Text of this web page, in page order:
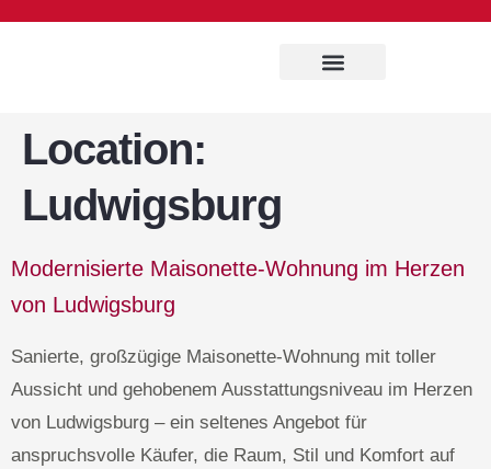
Location:
Ludwigsburg
Modernisierte Maisonette-Wohnung im Herzen
von Ludwigsburg
Sanierte, großzügige Maisonette-Wohnung mit toller
Aussicht und gehobenem Ausstattungsniveau im Herzen
von Ludwigsburg – ein seltenes Angebot für
anspruchsvolle Käufer, die Raum, Stil und Komfort auf